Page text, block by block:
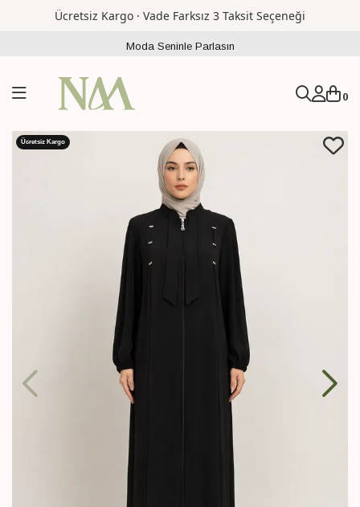
Ücretsiz Kargo · Vade Farksız 3 Taksit Seçeneği
Moda Seninle Parlasın
0
Ücretsiz Kargo